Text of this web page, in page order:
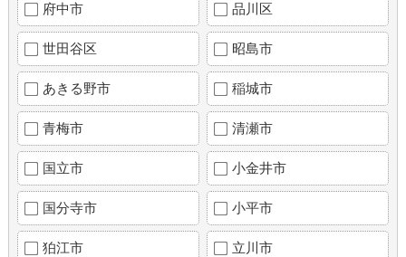
府中市 品川区
世田谷区 昭島市
あきる野市 稲城市
青梅市 清瀬市
国立市 小金井市
国分寺市 小平市
狛江市 立川市